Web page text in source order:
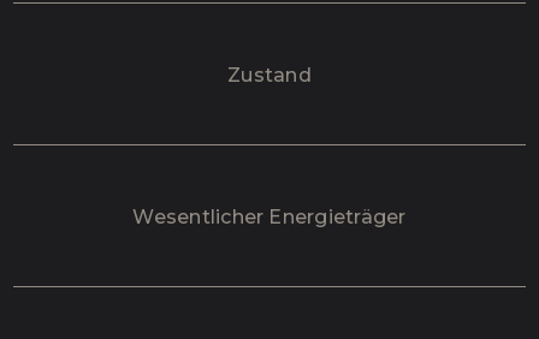
Zustand
Wesentlicher Energieträger